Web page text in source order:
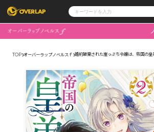
コミックガルド
コミッククリエ
文庫
ノベルス
その他
コミックエッセイ
ポケットモンスター
アニメ
ゲーム
通販・
OVERLAP
オーバーラ
企業
会社概要
採用情報
アクセス
オーバーラップホールディングス
お問い合
オーバーラップ文庫
TOP オーバーラップノベルスｆ 婚約破棄された崖っぷち令嬢は、帝国の皇